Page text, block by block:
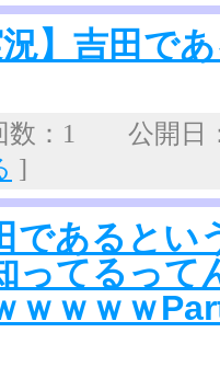
】吉田で
数：1 公開
]
であると
ってるって
ｗｗｗｗ